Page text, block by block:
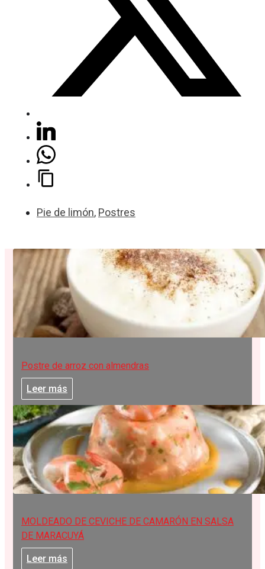
Pie de limón, Postres
Postre de arroz con almendras
Leer más
MOLDEADO DE CEVICHE DE CAMARÓN EN SALSA
DE MARACUYÁ
Leer más